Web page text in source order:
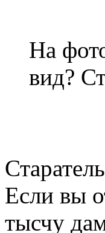
На
вид?
Если вы
тысчу